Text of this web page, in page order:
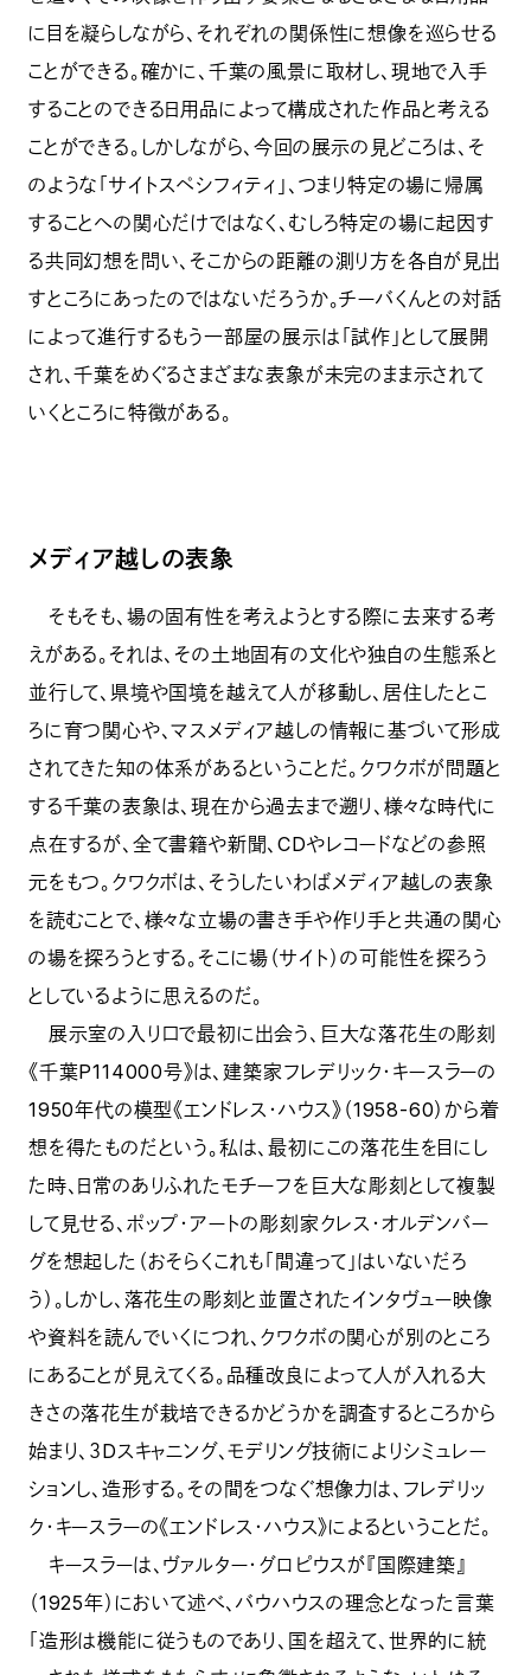
に目を凝らしながら、それぞれの関係性に想像を巡らせる
ことができる。確かに、千葉の風景に取材し、現地で入手
することのできる日用品によって構成された作品と考える
ことができる。しかしながら、今回の展示の見どころは、そ
のような「サイトスペシフィティ」、つまり特定の場に帰属
することへの関心だけではなく、むしろ特定の場に起因す
る共同幻想を問い、そこからの距離の測り方を各自が見出
すところにあったのではないだろうか。チーバくんとの対話
によって進行するもう一部屋の展示は「試作」として展開
され、千葉をめぐるさまざまな表象が未完のまま示されて
いくところに特徴がある。
メディア越しの表象
そもそも、場の固有性を考えようとする際に去来する考
えがある。それは、その土地固有の文化や独自の生態系と
並行して、県境や国境を越えて人が移動し、居住したとこ
ろに育つ関心や、マスメディア越しの情報に基づいて形成
されてきた知の体系があるということだ。クワクボが問題と
する千葉の表象は、現在から過去まで遡り、様々な時代に
点在するが、全て書籍や新聞、CDやレコードなどの参照
元をもつ。クワクボは、そうしたいわばメディア越しの表象
を読むことで、様々な立場の書き手や作り手と共通の関心
の場を探ろうとする。そこに場（サイト）の可能性を探ろう
としているように思えるのだ。
展示室の入り口で最初に出会う、巨大な落花生の彫刻
《千葉P114000号》は、建築家フレデリック・キースラーの
1950年代の模型《エンドレス・ハウス》（1958-60）から着
想を得たものだという。私は、最初にこの落花生を目にし
た時、日常のありふれたモチーフを巨大な彫刻として複製
して見せる、ポップ・アートの彫刻家クレス・オルデンバー
グを想起した（おそらくこれも「間違って」はいないだろ
う）。しかし、落花生の彫刻と並置されたインタヴュー映像
や資料を読んでいくにつれ、クワクボの関心が別のところ
にあることが見えてくる。品種改良によって人が入れる大
きさの落花生が栽培できるかどうかを調査するところから
始まり、３Dスキャニング、モデリング技術によりシミュレー
ションし、造形する。その間をつなぐ想像力は、フレデリッ
ク・キースラーの《エンドレス・ハウス》によるということだ。
キースラーは、ヴァルター・グロピウスが『国際建築』
（1925年）において述べ、バウハウスの理念となった言葉
「造形は機能に従うものであり、国を超えて、世界的に統